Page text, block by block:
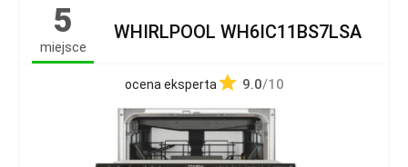
5
miejsce
WHIRLPOOL WH6IC11BS7LSA
ocena eksperta 9.0/10